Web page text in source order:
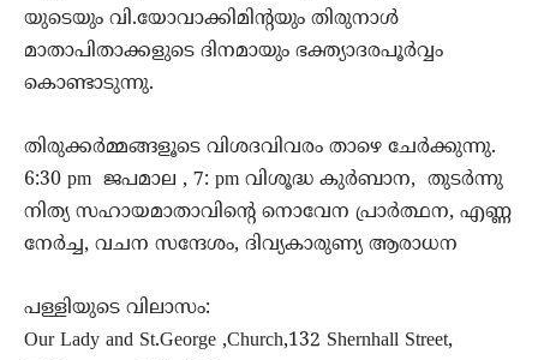
യുടെയും വി.യോവാക്കിമിന്റയും തിരുനാൾ
മാതാപിതാക്കളുടെ ദിനമായും ഭക്ത്യാദരപൂർവ്വം
കൊണ്ടാടുന്നു.
തിരുക്കര്‍മ്മങ്ങളൂടെ വിശദവിവരം താഴെ ചേര്‍ക്കുന്നു.
6:30 pm ജപമാല , 7: pm വിശൂദ്ധ കുര്‍ബാന, തുടര്‍ന്നു
നിത്യ സഹായമാതാവിന്റെ നൊവേന പ്രാര്‍ത്ഥന, എണ്ണ
നേര്‍ച്ച, വചന സന്ദേശം, ദിവ്യകാരുണ്യ ആരാധന
പള്ളിയുടെ വിലാസം:
Our Lady and St.George ,Church,132 Shernhall Street,